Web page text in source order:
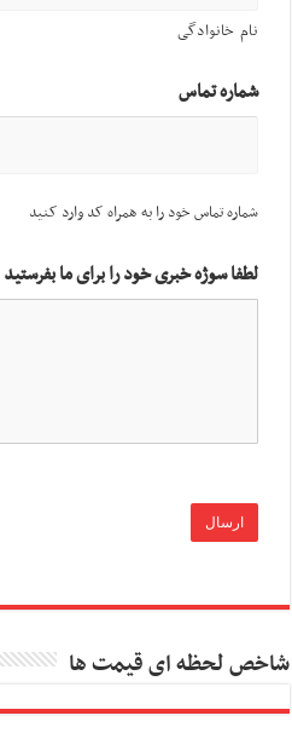
نام خانوادگی
شماره تماس
شماره تماس خود را به همراه کد وارد کنید
لطفا سوژه خبری خود را برای ما بفرستید
شاخص لحظه ای قیمت ها